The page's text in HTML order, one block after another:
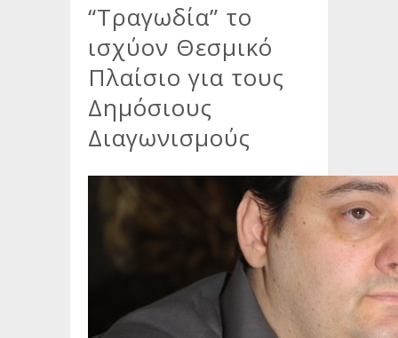
“Τραγωδία” το
ισχύον Θεσμικό
Πλαίσιο για τους
Δημόσιους
Διαγωνισμούς